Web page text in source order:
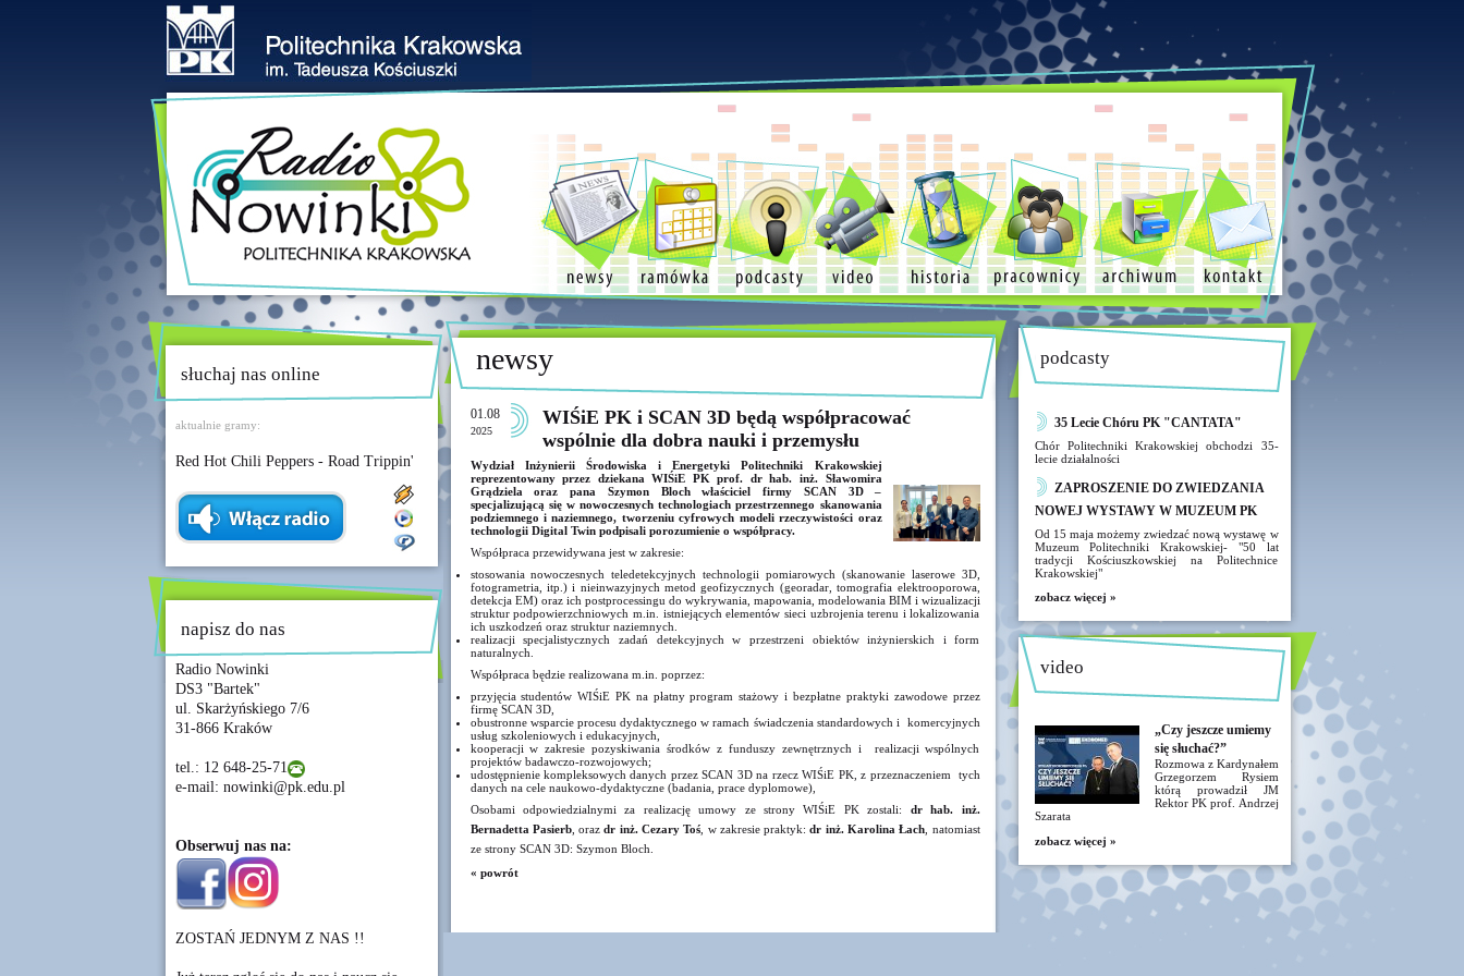
słuchaj nas online
aktualnie gramy:
Red Hot Chili Peppers - Road Trippin'
napisz do nas
Radio Nowinki
DS3 "Bartek"
ul. Skarżyńskiego 7/6
31-866 Kraków
tel.: 12 648-25-71
e-mail: nowinki@pk.edu.pl
Obserwuj nas na:
ZOSTAŃ JEDNYM Z NAS !!
newsy
01.08
2025
WIŚiE PK i SCAN 3D będą współpracować
wspólnie dla dobra nauki i przemysłu
Wydział Inżynierii Środowiska i Energetyki Politechniki Krakowskiej
reprezentowany przez dziekana WIŚiE PK prof. dr hab. inż. Sławomira
Grądziela oraz pana Szymon Bloch właściciel firmy SCAN 3D –
specjalizującą się w nowoczesnych technologiach przestrzennego skanowania
podziemnego i naziemnego, tworzeniu cyfrowych modeli rzeczywistości oraz
technologii Digital Twin podpisali porozumienie o współpracy.
Współpraca przewidywana jest w zakresie:
stosowania nowoczesnych teledetekcyjnych technologii pomiarowych (skanowanie laserowe 3D,
fotogrametria, itp.) i nieinwazyjnych metod geofizycznych (georadar, tomografia elektrooporowa,
detekcja EM) oraz ich postprocessingu do wykrywania, mapowania, modelowania BIM i wizualizacji
struktur podpowierzchniowych m.in. istniejących elementów sieci uzbrojenia terenu i lokalizowania
ich uszkodzeń oraz struktur naziemnych.
realizacji specjalistycznych zadań detekcyjnych w przestrzeni obiektów inżynierskich i form
naturalnych.
Współpraca będzie realizowana m.in. poprzez:
przyjęcia studentów WIŚiE PK na płatny program stażowy i bezpłatne praktyki zawodowe przez
firmę SCAN 3D,
obustronne wsparcie procesu dydaktycznego w ramach świadczenia standardowych i komercyjnych
usług szkoleniowych i edukacyjnych,
kooperacji w zakresie pozyskiwania środków z funduszy zewnętrznych i realizacji wspólnych
projektów badawczo-rozwojowych;
udostępnienie kompleksowych danych przez SCAN 3D na rzecz WIŚiE PK, z przeznaczeniem tych
danych na cele naukowo-dydaktyczne (badania, prace dyplomowe),
Osobami odpowiedzialnymi za realizację umowy ze strony WIŚiE PK zostali: dr hab. inż.
Bernadetta Pasierb, orazdr inż. Cezary Toś , w zakresie praktyk:dr inż. Karolina Łach , natomiast
ze strony SCAN 3D: Szymon Bloch.
« powrót
podcasty
35 Lecie Chóru PK "CANTATA"
Chór Politechniki Krakowskiej obchodzi 35-
lecie działalności
ZAPROSZENIE DO ZWIEDZANIA
NOWEJ WYSTAWY W MUZEUM PK
Od 15 maja możemy zwiedzać nową wystawę w
Muzeum Politechniki Krakowskiej- "50 lat
tradycji Kościuszkowskiej na Politechnice
Krakowskiej"
zobacz więcej »
video
„Czy jeszcze umiemy
się słuchać?”
Rozmowa z Kardynałem
Grzegorzem Rysiem
którą prowadził JM
Rektor PK prof. Andrzej
Szarata
zobacz więcej »